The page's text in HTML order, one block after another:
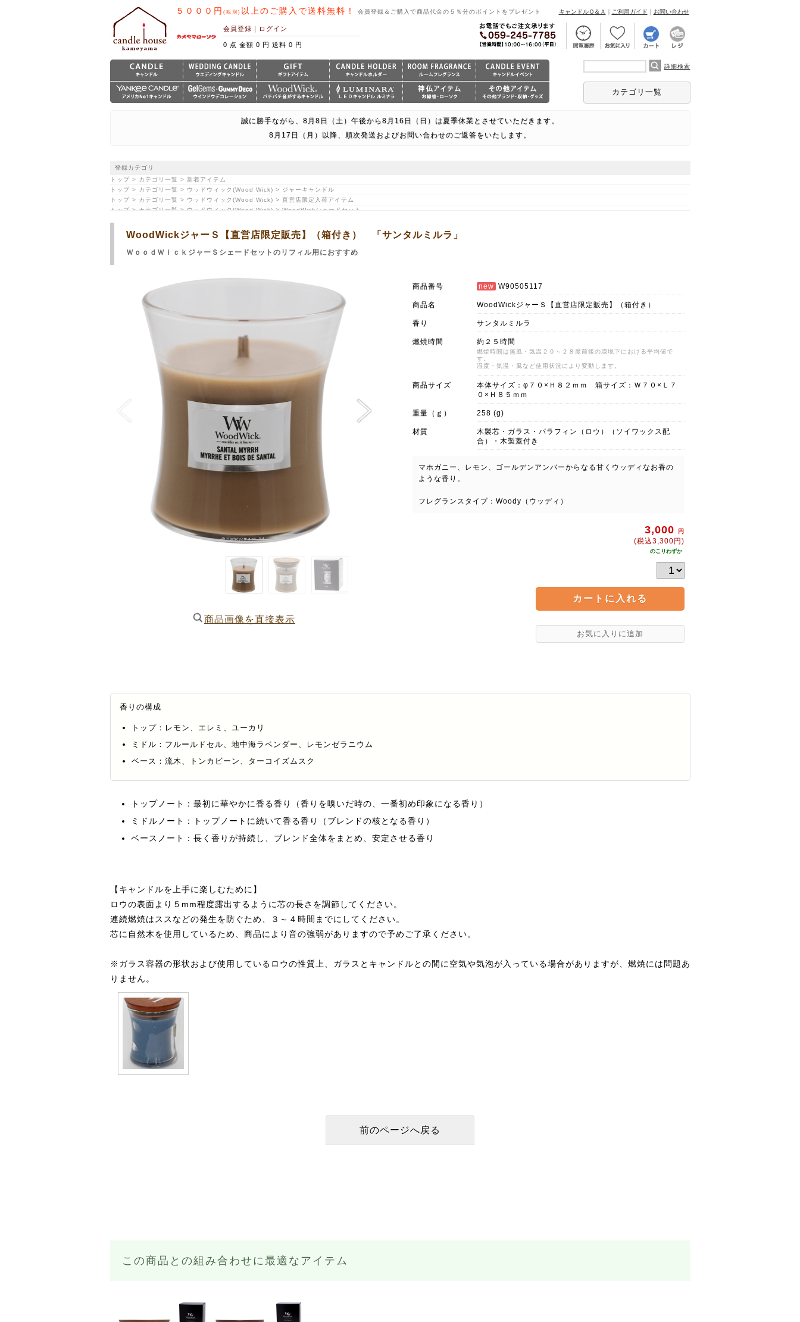
５０００円 (税別) 以上のご購入で送料無料！ 会員登録＆ご購入で商品代金の５％分のポイントをプレゼント キャンドルＱ＆Ａ ｜ ご利用ガイド ｜ お問い合わせ
会員登録 ｜ ログイン
0 点 金額 0 円 送料 0 円
詳細検索
カテゴリ一覧
誠に勝手ながら、8月8日（土）午後から8月16日（日）は夏季休業とさせていただきます。
8月17日（月）以降、順次発送およびお問い合わせのご返答をいたします。
登録カテゴリ
トップ > カテゴリ一覧 > 新着アイテム
トップ > カテゴリ一覧 > ウッドウィック(Wood Wick) > ジャーキャンドル
トップ > カテゴリ一覧 > ウッドウィック(Wood Wick) > 直営店限定入荷アイテム
トップ > カテゴリ一覧 > ウッドウィック(Wood Wick) > WoodWickシェードセット
WoodWickジャーＳ【直営店限定販売】（箱付き） 「サンタルミルラ」
ＷｏｏｄＷｉｃｋジャーＳシェードセットのリフィル用におすすめ
商品画像を直接表示
商品番号 new W90505117
商品名 WoodWickジャーＳ【直営店限定販売】（箱付き）
香り サンタルミルラ
燃焼時間 約２５時間
燃焼時間は無風・気温２０～２８度前後の環境下における平均値で
す。
湿度・気温・風など使用状況により変動します。
商品サイズ
本体サイズ：φ７０×Ｈ８２ｍｍ 箱サイズ：Ｗ７０×Ｌ７
０×Ｈ８５ｍｍ
重量（ｇ） 258 (g)
材質
木製芯・ガラス・パラフィン（ロウ）（ソイワックス配
合）・木製蓋付き
マホガニー、レモン、ゴールデンアンバーからなる甘くウッディなお香の
ような香り。
フレグランスタイプ：Woody（ウッディ）
3,000 円
(税込3,300円)
のこりわずか
香りの構成
トップ：レモン、エレミ、ユーカリ
ミドル：フルールドセル、地中海ラベンダー、レモンゼラニウム
ベース：流木、トンカビーン、ターコイズムスク
トップノート：最初に華やかに香る香り（香りを嗅いだ時の、一番初め印象になる香り）
ミドルノート：トップノートに続いて香る香り（ブレンドの核となる香り）
ベースノート：長く香りが持続し、ブレンド全体をまとめ、安定させる香り
【キャンドルを上手に楽しむために】
ロウの表面より５mm程度露出するように芯の長さを調節してください。
連続燃焼はススなどの発生を防ぐため、３～４時間までにしてください。
芯に自然木を使用しているため、商品により音の強弱がありますので予めご了承ください。
※ガラス容器の形状および使用しているロウの性質上、ガラスとキャンドルとの間に空気や気泡が入っている場合がありますが、燃焼には問題あ
りません。
この商品との組み合わせに最適なアイテム